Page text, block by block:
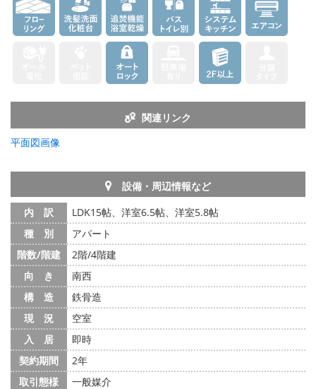
関連リンク
平面図画像
設備・周辺情報など
内 訳
LDK15帖、洋室6.5帖、洋室5.8帖
種 別
アパート
階数/階建
2階/4階建
向 き
南西
構 造
鉄骨造
現 況
空室
入 居
即時
契約期間
2年
取引態様
一般媒介